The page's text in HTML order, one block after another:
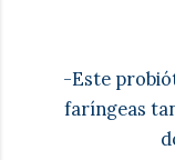
-Este
faríngeas